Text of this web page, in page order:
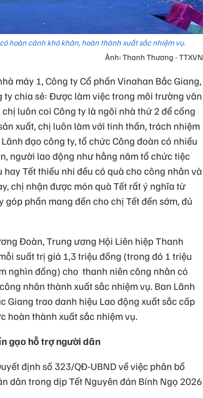
hoàn cảnh khó khăn, hoàn thành xuất sắc nhiệm vụ.
Ảnh: Thanh Thương - TTXVN
máy 1, Công ty Cổ phần Vinahan Bắc Giang,
ty chia sẻ: Được làm việc trong môi trường văn
luôn coi Công ty là ngôi nhà thứ 2 để cống
xuất, chị luôn làm với tinh thần, trách nhiệm
đạo công ty, tổ chức Công đoàn có nhiều
người lao động như hằng năm tổ chức tiệc
Tết thiếu nhi đều có quà cho công nhân và
chị nhận được món quà Tết rất ý nghĩa từ
phần mang đến cho chị Tết đến sớm, đủ
Đoàn, Trung ương Hội Liên hiệp Thanh
suất trị giá 1,3 triệu đồng (trong đó 1 triệu
nghìn đồng) cho thanh niên công nhân có
nhân thành xuất sắc nhiệm vụ. Ban Lãnh
Giang trao danh hiệu Lao động xuất sắc cấp
hoàn thành xuất sắc nhiệm vụ.
gạo hỗ trợ người dân
định số 323/QĐ-UBND về việc phân bổ
dân trong dịp Tết Nguyên đán Bính Ngọ 2026